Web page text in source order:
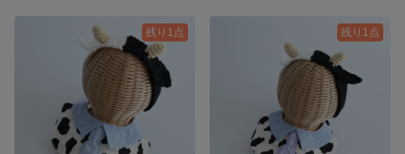
残り1点 残り1点